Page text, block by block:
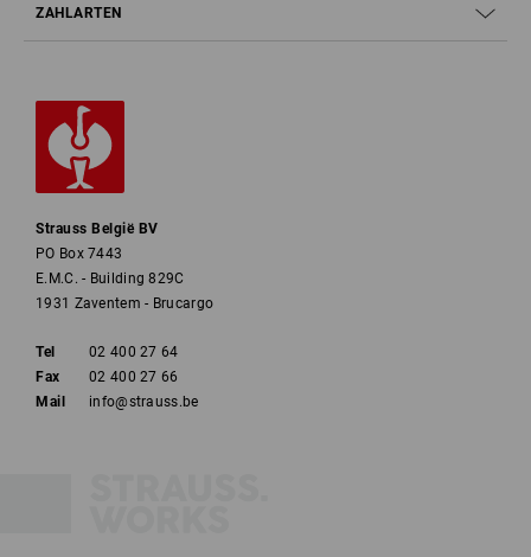
ZAHLARTEN
Strauss België BV
PO Box 7443
E.M.C. - Building 829C
1931 Zaventem - Brucargo
Tel
02 400 27 64
Fax
02 400 27 66
Mail
info@strauss.be